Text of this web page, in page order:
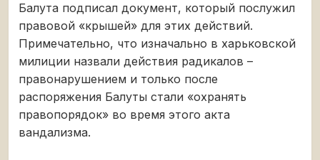
Балута подписал документ, который послужил
правовой «крышей» для этих действий.
Примечательно, что изначально в харьковской
милиции назвали действия радикалов –
правонарушением и только после
распоряжения Балуты стали «охранять
правопорядок» во время этого акта
вандализма.